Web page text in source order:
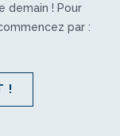
demain ! Pour
par :
!